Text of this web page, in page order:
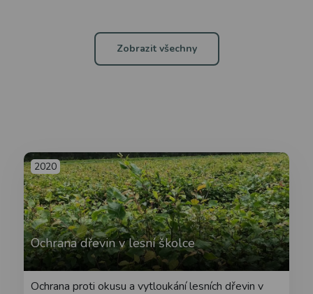
Zobrazit všechny
2020
Ochrana dřevin v lesní školce
Ochrana proti okusu a vytloukání lesních dřevin v